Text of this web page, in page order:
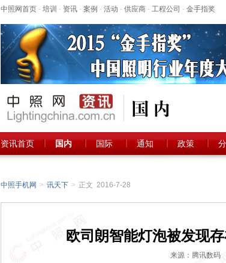
中照网首页 - 培训 - 资讯 - 案例 - 活动 - 供应商 - 工程公司 - 金手指奖
资讯首页 国内 国际 通知 政策
中照手机网 > 讯天下 > 正文 2016-7-28
欧司朗智能灯泡被发现
来源：腾讯数码